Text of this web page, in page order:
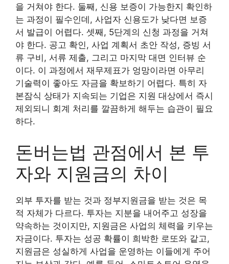
을 거쳐야 한다. 둘째, 신용 보증이 가능한지 확인하
는 과정이 필수인데, 사업자 신용도가 낮다면 보증
서 발급이 어렵다. 셋째, 5단계의 신청 과정을 거쳐
야 한다. 공고 확인, 사업 계획서 초안 작성, 증빙 서
류 구비, 서류 제출, 그리고 마지막 대면 인터뷰 순
이다. 이 과정에서 재무제표가 엉망이라면 아무리
기술력이 좋아도 자금을 확보하기 어렵다. 특히 자
본잠식 상태가 지속되는 기업은 지원 대상에서 즉시
제외되니 회계 처리를 깔끔하게 해두는 습관이 필요
하다.
돈버는법 관점에서 본 투
자와 지원금의 차이
외부 투자를 받는 것과 정부지원금을 받는 것은 목
적 자체가 다르다. 투자는 지분을 내어주고 성장을
약속하는 것이지만, 지원금은 사업의 체력을 키우는
자금이다. 투자는 성공 확률이 희박한 로또와 같고,
지원금은 성실하게 사업을 운영하는 이들에게 주어